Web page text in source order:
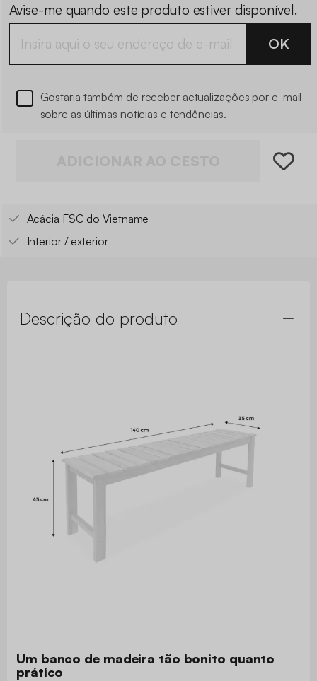
Avise-me quando este produto estiver disponível.
OK
Gostaria também de receber actualizações por e-mail
sobre as últimas notícias e tendências.
Acácia FSC do Vietname
Interior / exterior
Descrição do produto
Um banco de madeira tão bonito quanto
prático